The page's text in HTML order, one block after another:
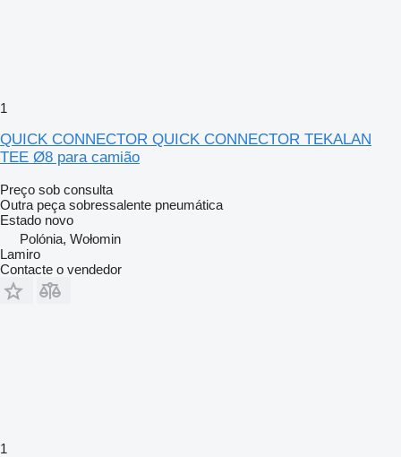
1
QUICK CONNECTOR QUICK CONNECTOR TEKALAN
TEE Ø8 para camião
Preço sob consulta
Outra peça sobressalente pneumática
Estado novo
Polónia, Wołomin
Lamiro
Contacte o vendedor
1